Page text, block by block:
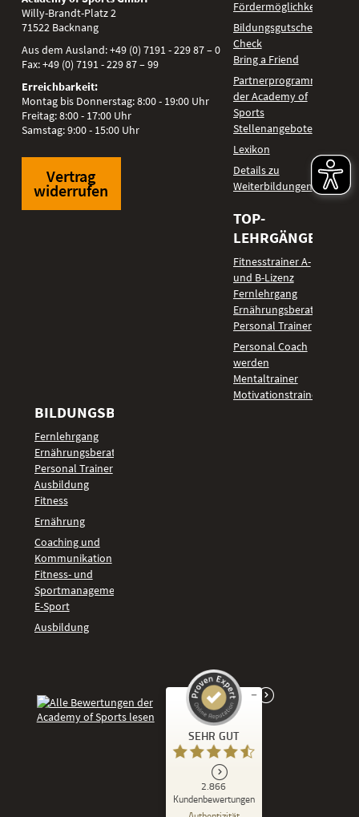
Willy-Brandt-Platz 2
71522 Backnang
Aus dem Ausland:+49 (0) 7191 - 229 87 – 0
Fax:+49 (0) 7191 - 229 87 – 99
Erreichbarkeit:
Montag bis Donnerstag: 8:00 - 19:00 Uhr
Freitag: 8:00 - 17:00 Uhr
Samstag: 9:00 - 15:00 Uhr
Vertrag
widerrufen
Fördermöglichkeiten
Bildungsgutschein
Check
Bring a Friend
Partnerprogramm
der Academy of
Sports
Stellenangebote
Lexikon
Details zu
Weiterbildungen
TOP-
LEHRGÄNGE
Fitnesstrainer A-
und B-Lizenz
Fernlehrgang
Ernährungsberater
Personal Trainer
Personal Coach
werden
Mentaltrainer
Motivationstrainer
BILDUNGSBEREICHE
Fernlehrgang
Ernährungsberater
Personal Trainer
Ausbildung
Fitness
Ernährung
Coaching und
Kommunikation
Fitness- und
Sportmanagement
E-Sport
Ausbildung
SEHR GUT
2.866
Kundenbewertungen
Kundenbewertungen und Erfahrungen zu
Academy of Sports
%
Empfehlungen auf